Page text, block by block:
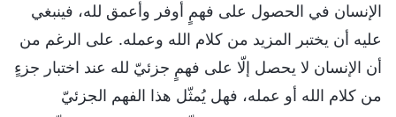
الإنسان في الحصول على فهمٍ أوفر وأعمق لله، فينبغي
عليه أن يختبر المزيد من كلام الله وعمله. على الرغم من
أن الإنسان لا يحصل إلّا على فهمٍ جزئيّ لله عند اختبار جزءٍ
من كلام الله أو عمله، فهل يُمثّل هذا الفهم الجزئيّ